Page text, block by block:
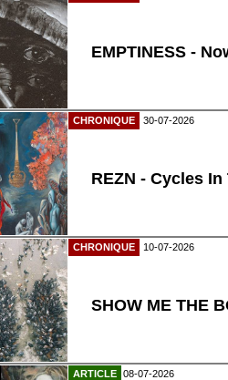
EMPTINESS -
CHRONIQUE 30-07-2026
REZN - Cycles
CHRONIQUE 10-07-2026
SHOW ME THE
ARTICLE 08-07-2026